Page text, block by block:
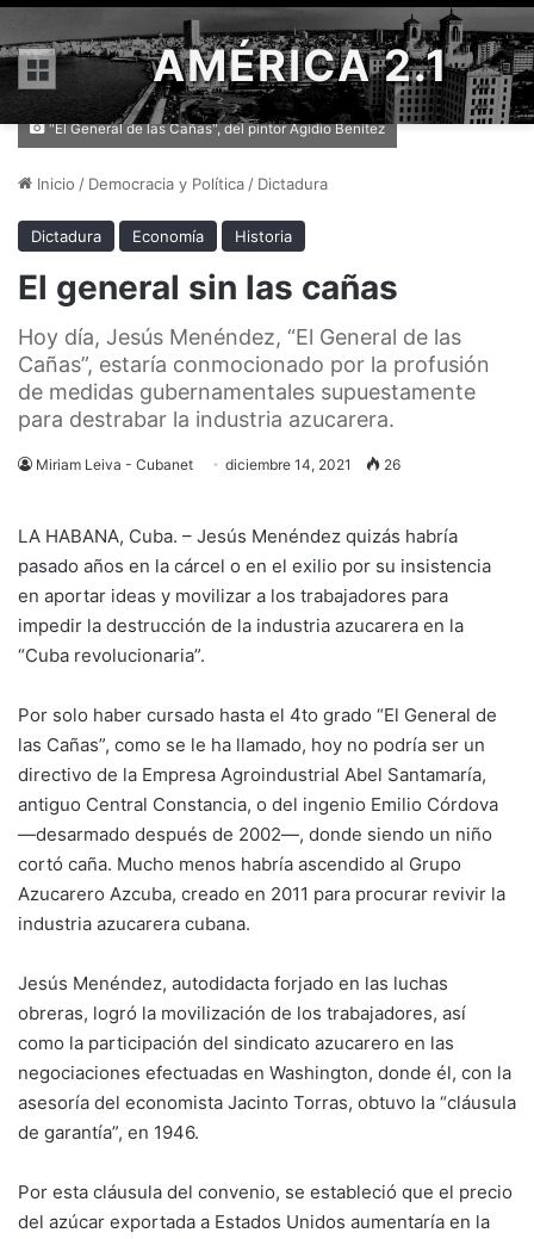
Menú AMÉRICA 2.1
"El General de las Cañas", del pintor Agidio Benítez
Inicio / Democracia y Política / Dictadura
Dictadura Economía Historia
El general sin las cañas
Hoy día, Jesús Menéndez, “El General de las
Cañas”, estaría conmocionado por la profusión
de medidas gubernamentales supuestamente
para destrabar la industria azucarera.
Miriam Leiva - Cubanet diciembre 14, 2021 26
LA HABANA, Cuba. – Jesús Menéndez quizás habría
pasado años en la cárcel o en el exilio por su insistencia
en aportar ideas y movilizar a los trabajadores para
impedir la destrucción de la industria azucarera en la
“Cuba revolucionaria”.
Por solo haber cursado hasta el 4to grado “El General de
las Cañas”, como se le ha llamado, hoy no podría ser un
directivo de la Empresa Agroindustrial Abel Santamaría,
antiguo Central Constancia, o del ingenio Emilio Córdova
―desarmado después de 2002―, donde siendo un niño
cortó caña. Mucho menos habría ascendido al Grupo
Azucarero Azcuba, creado en 2011 para procurar revivir la
industria azucarera cubana.
Jesús Menéndez, autodidacta forjado en las luchas
obreras, logró la movilización de los trabajadores, así
como la participación del sindicato azucarero en las
negociaciones efectuadas en Washington, donde él, con la
asesoría del economista Jacinto Torras, obtuvo la “cláusula
de garantía”, en 1946.
Por esta cláusula del convenio, se estableció que el precio
del azúcar exportada a Estados Unidos aumentaría en la